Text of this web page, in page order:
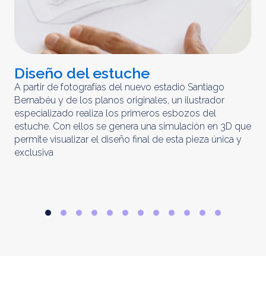
Diseño del estuche
A partir de fotografías del nuevo estadio Santiago
Bernabéu y de los planos originales, un ilustrador
especializado realiza los primeros esbozos del
estuche. Con ellos se genera una simulación en 3D que
permite visualizar el diseño final de esta pieza única y
exclusiva